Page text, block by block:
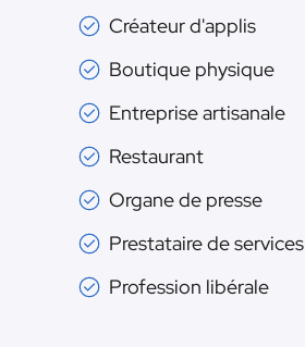
Créateur d'applis
Boutique physique
Entreprise artisanale
Restaurant
Organe de presse
Prestataire de services
Profession libérale